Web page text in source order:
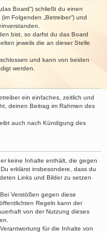
Board“) schließt du einen
Folgenden „Betreiber“) und
bist, so darfst du das Board
jeweils die an dieser Stelle
und kann von beiden
werden.
ein einfaches, zeitlich und
deinen Beitrag im Rahmen des
auch nach Kündigung des
keine Inhalte enthält, die gegen
erklärst insbesondere, dass du
Links und Bilder zu setzen
Verstößen gegen diese
Regeln kann der
von der Nutzung dieses
für die Inhalte von